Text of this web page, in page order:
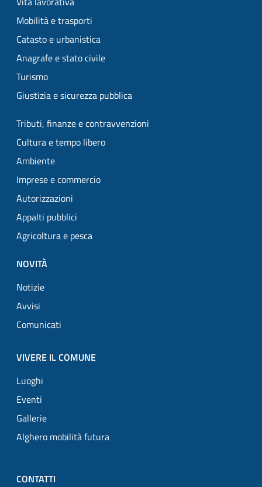
Mobilità e trasporti
Catasto e urbanistica
Anagrafe e stato civile
Turismo
Giustizia e sicurezza pubblica
Tributi, finanze e contravvenzioni
Cultura e tempo libero
Ambiente
Imprese e commercio
Autorizzazioni
Appalti pubblici
Agricoltura e pesca
NOVITÀ
Notizie
Avvisi
Comunicati
VIVERE IL COMUNE
Luoghi
Eventi
Gallerie
Alghero mobilità futura
CONTATTI